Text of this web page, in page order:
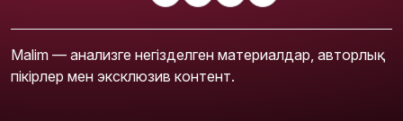
Malim — анализге негізделген материалдар, авторлық
пікірлер мен эксклюзив контент.